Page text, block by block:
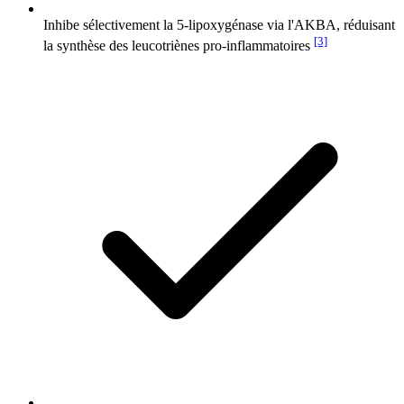
Inhibe sélectivement la 5-lipoxygénase via l'AKBA, réduisant
la synthèse des leucotriènes pro-inflammatoires [3]